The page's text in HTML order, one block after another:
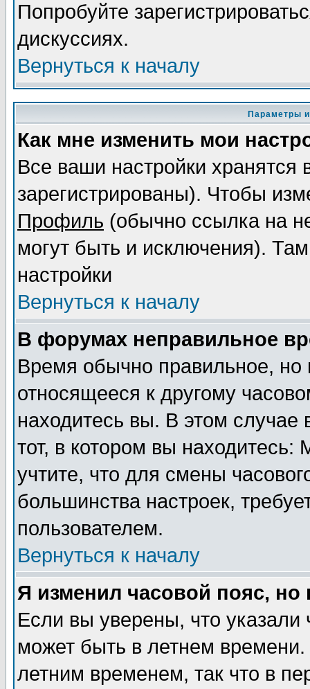
Попробуйте
дискуссиях.
Вернуться к началу
Параметры
Как мне изменить мои
Все ваши настройки
зарегистрированы). Чтобы
Профиль (обычно ссылка на
могут быть и исключения).
настройки
Вернуться к началу
В форумах неправильное
Время обычно правильное,
относящееся к другому
находитесь вы. В этом
тот, в котором вы
учтите, что для смены
большинства настроек,
пользователем.
Вернуться к началу
Я изменил часовой пояс,
Если вы уверены, что указали
может быть в летнем
летним временем, так что в